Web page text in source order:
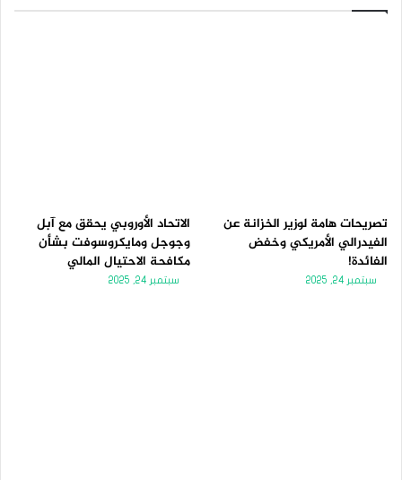
تصريحات هامة لوزير الخزانة عن
الفيدرالي الأمريكي وخفض
الفائدة!
سبتمبر 24, 2025
الاتحاد الأوروبي يحقق مع آبل
وجوجل ومايكروسوفت بشأن
مكافحة الاحتيال المالي
سبتمبر 24, 2025